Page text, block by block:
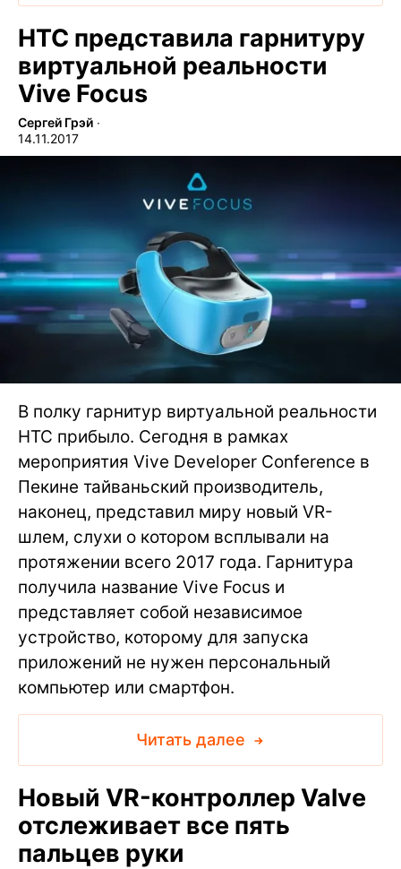
HTC представила гарнитуру
виртуальной реальности
Vive Focus
Сергей Грэй ∙
14.11.2017
В полку гарнитур виртуальной реальности
HTC прибыло. Сегодня в рамках
мероприятия Vive Developer Conference в
Пекине тайваньский производитель,
наконец, представил миру новый VR-
шлем, слухи о котором всплывали на
протяжении всего 2017 года. Гарнитура
получила название Vive Focus и
представляет собой независимое
устройство, которому для запуска
приложений не нужен персональный
компьютер или смартфон.
Читать далее
Новый VR-контроллер Valve
отслеживает все пять
пальцев руки